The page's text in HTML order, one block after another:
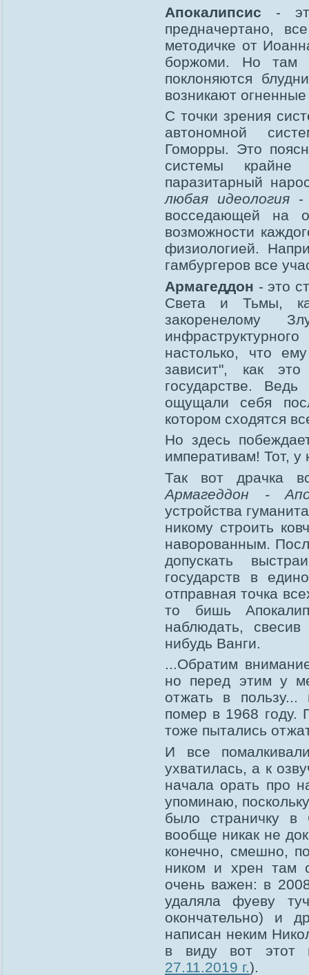
Апокалипсис -
предначертано,
методичке от
боржоми. Но там
поклоняются
возникают
С точки зрения
автономной
Гоморры. Это
системы крайне
паразитарный
любая идеология -
восседающей на
возможности
физиологией.
гамбургеров все
Армагеддон - это
Света и Тьмы,
настолько, что
зависит", как
государстве.
ощущали себя
котором сходятся
Но здесь
императивам! Тот, у
Так вот драчка
Армагеддон -
устройства
никому строить
наворованным.
допускать
государств в
отправная точка
то бишь
наблюдать,
нибудь Ванги.
...Обратим
но перед этим у
отжать в пользу...
помер в 1968 году.
тоже пытались
И все
ухватилась, а к
начала орать про
упоминаю,
было страничку в
вообще никак не
конечно, смешно,
ником и хрен там
очень важен: в
удаляла фуеву
окончательно) и
написан неким
в виду вот этот
27.11.2019 г.).